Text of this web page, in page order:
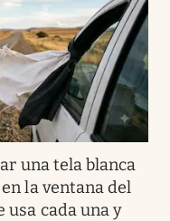
una tela blanca
la ventana del
usa cada una y